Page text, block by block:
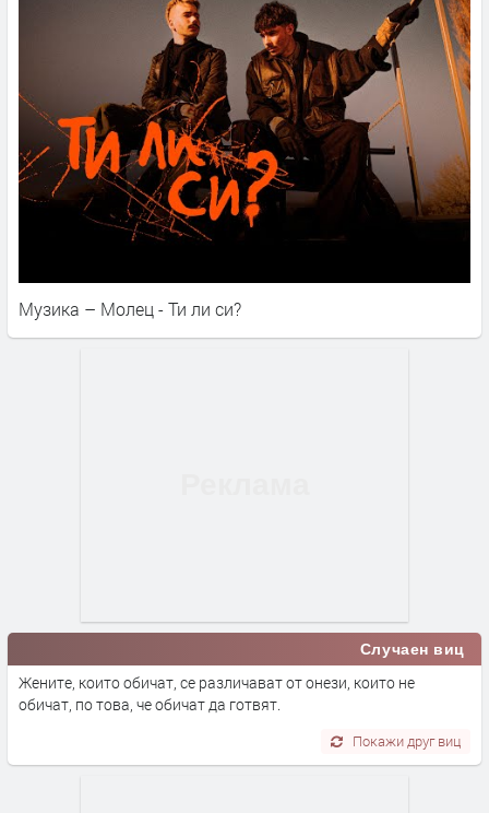
Музика – Молец - Ти ли си?
Случаен виц
Жените, които обичат, се различават от онези, които не
обичат, по това, че обичат да готвят.
Покажи друг виц